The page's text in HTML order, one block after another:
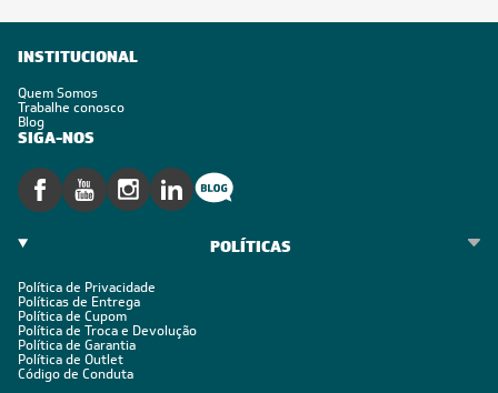
INSTITUCIONAL
Quem Somos
Trabalhe conosco
Blog
SIGA-NOS
POLÍTICAS
Política de Privacidade
Políticas de Entrega
Política de Cupom
Política de Troca e Devolução
Política de Garantia
Política de Outlet
Código de Conduta